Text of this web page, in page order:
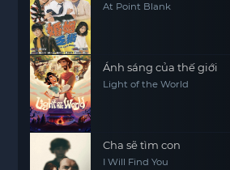
At Point Blank
Ánh sáng của thế giới
Light of the World
Cha sẽ tìm con
I Will Find You